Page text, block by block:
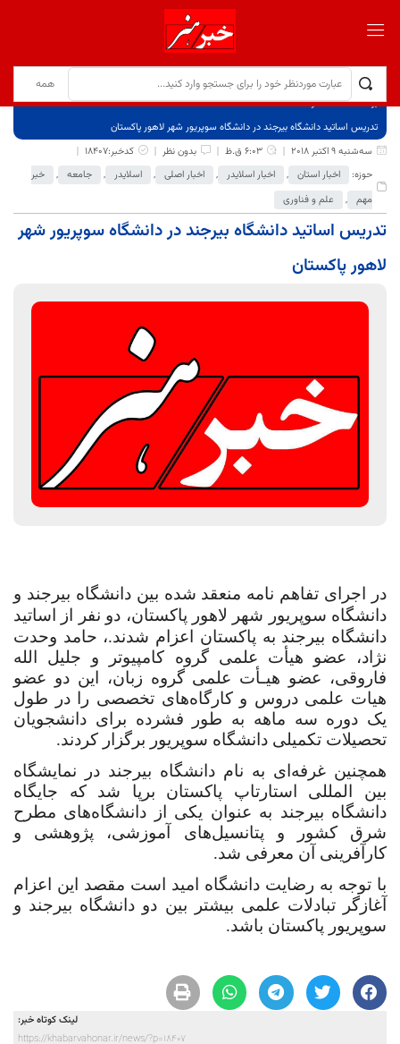
برگ نخست
نوشته‌ها
تدریس اساتید دانشگاه بیرجند در دانشگاه سوپریور شهر لاهور پاکستان
سه‌شنبه 9 اکتبر 2018
6:03 ق.ظ بدون نظر
کدخبر:18407
حوزه:
اخبار استان , اخبار اسلایدر , اخبار اصلی , اسلایدر , جامعه ,
خبر
مهم , علم و فناوری
تدریس اساتید دانشگاه بیرجند در دانشگاه سوپریور شهر
لاهور پاکستان
در اجرای تفاهم نامه منعقد شده بین دانشگاه بیرجند و
دانشگاه سوپریور شهر لاهور پاکستان، دو نفر از اساتید
دانشگاه بیرجند به پاکستان اعزام شدند.، حامد وحدت
نژاد، عضو هیأت علمی گروه کامپیوتر و جلیل الله
فاروقی، عضو هیـأت علمی گروه زبان، این دو عضو
هیات علمی دروس و کارگاه‌های تخصصی را در طول
یک دوره سه ماهه به طور فشرده برای دانشجویان
تحصیلات تکمیلی دانشگاه سوپریور برگزار کردند.
همچنین غرفه‌ای به نام دانشگاه بیرجند در نمایشگاه
بین المللی استارتاپ پاکستان برپا شد که جایگاه
دانشگاه بیرجند به عنوان یکی از دانشگاه‌های مطرح
شرق کشور و پتانسیل‌های آموزشی، پژوهشی و
کارآفرینی آن معرفی شد.
با توجه به رضایت دانشگاه امید است مقصد این اعزام
آغازگر تبادلات علمی بیشتر بین دو دانشگاه بیرجند و
سوپریور پاکستان باشد.
لینک کوتاه خبر:
https://khabarvahonar.ir/news/?p=18407